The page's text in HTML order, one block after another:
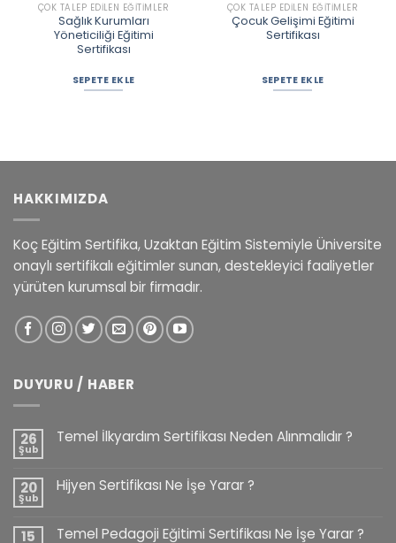
ÇOK TALEP EDILEN EĞITIMLER
Sağlık Kurumları
Yöneticiliği Eğitimi
Sertifikası
SEPETE EKLE
ÇOK TALEP EDILEN EĞITIMLER
Çocuk Gelişimi Eğitimi
Sertifikası
SEPETE EKLE
HAKKIMIZDA
Koç Eğitim Sertifika, Uzaktan Eğitim Sistemiyle Üniversite
onaylı sertifikalı eğitimler sunan, destekleyici faaliyetler
yürüten kurumsal bir firmadır.
DUYURU / HABER
26
Şub
Temel İlkyardım Sertifikası Neden Alınmalıdır ?
20
Şub
Hijyen Sertifikası Ne İşe Yarar ?
15 Temel Pedagoji Eğitimi Sertifikası Ne İşe Yarar ?